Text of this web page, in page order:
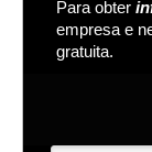
Para obter
empresa e
gratuita.